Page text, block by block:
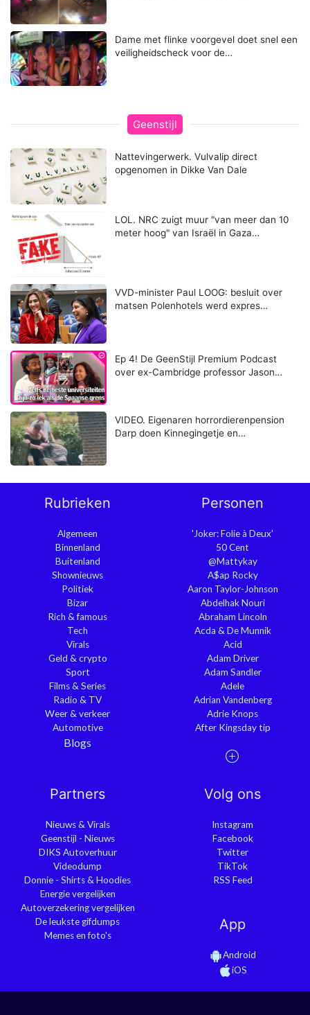
Dame met flinke voorgevel doet snel een
veiligheidscheck voor de…
Geenstijl
Nattevingerwerk. Vulvalip direct
opgenomen in Dikke Van Dale
LOL. NRC zuigt muur "van meer dan 10
meter hoog" van Israël in Gaza…
VVD-minister Paul LOOG: besluit over
matsen Polenhotels werd expres…
Ep 4! De GeenStijl Premium Podcast
over ex-Cambridge professor Jason…
VIDEO. Eigenaren horrordierenpension
Darp doen Kinnegingetje en…
Rubrieken
Algemeen
Binnenland
Buitenland
Shownieuws
Politiek
Bizar
Rich & famous
Tech
Virals
Geld & crypto
Sport
Films & Series
Radio & TV
Weer & verkeer
Automotive
Blogs
Personen
'Joker: Folie à Deux'
50 Cent
@Mattykay
A$ap Rocky
Aaron Taylor-Johnson
Abdelhak Nouri
Abraham Lincoln
Acda & De Munnik
Acid
Adam Driver
Adam Sandler
Adele
Adrian Vandenberg
Adrie Knops
After Kingsday tip
Partners
Nieuws & Virals
Geenstijl - Nieuws
DIKS Autoverhuur
Videodump
Donnie - Shirts & Hoodies
Energie vergelijken
Autoverzekering vergelijken
De leukste gifdumps
Memes en foto's
Volg ons
Instagram
Facebook
Twitter
TikTok
RSS Feed
App
Android
iOS